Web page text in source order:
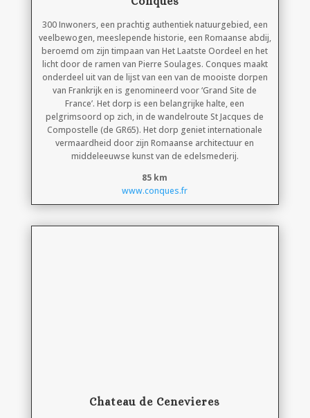
300 Inwoners, een prachtig authentiek natuurgebied, een
veelbewogen, meeslepende historie, een Romaanse abdij,
beroemd om zijn timpaan van Het Laatste Oordeel en het
licht door de ramen van Pierre Soulages. Conques maakt
onderdeel uit van de lijst van een van de mooiste dorpen
van Frankrijk en is genomineerd voor ‘Grand Site de
France’. Het dorp is een belangrijke halte, een
pelgrimsoord op zich, in de wandelroute St Jacques de
Compostelle (de GR65). Het dorp geniet internationale
vermaardheid door zijn Romaanse architectuur en
middeleeuwse kunst van de edelsmederij.
85 km
www.conques.fr
Chateau de Cenevieres